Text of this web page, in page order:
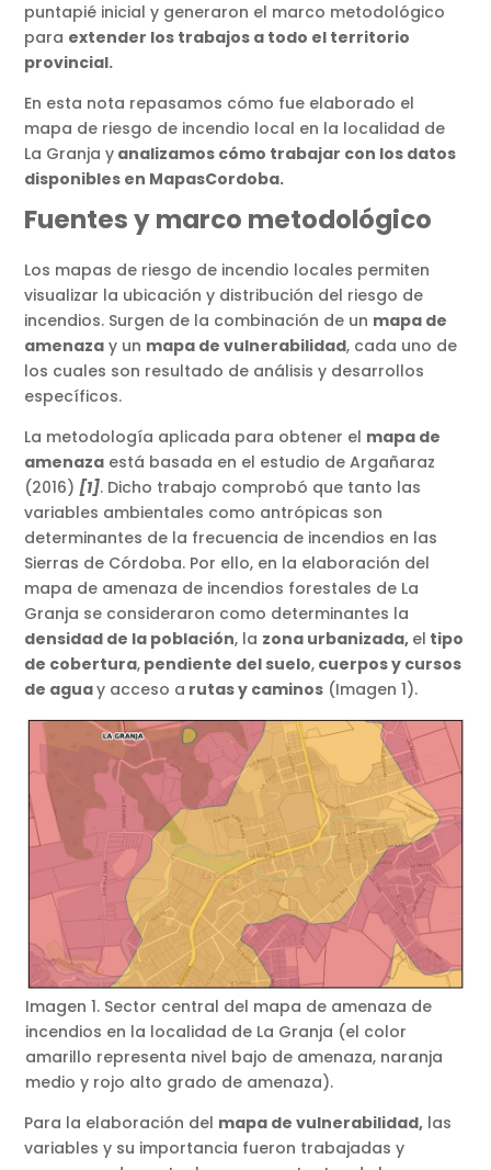
puntapié inicial y generaron el marco metodológico
para extender los trabajos a todo el territorio
provincial.
En esta nota repasamos cómo fue elaborado el
mapa de riesgo de incendio local en la localidad de
La Granja y analizamos cómo trabajar con los datos
disponibles en MapasCordoba.
Fuentes y marco metodológico
Los mapas de riesgo de incendio locales permiten
visualizar la ubicación y distribución del riesgo de
incendios. Surgen de la combinación de un mapa de
amenaza y un mapa de vulnerabilidad, cada uno de
los cuales son resultado de análisis y desarrollos
específicos.
La metodología aplicada para obtener el mapa de
amenaza está basada en el estudio de Argañaraz
(2016) [1]. Dicho trabajo comprobó que tanto las
variables ambientales como antrópicas son
determinantes de la frecuencia de incendios en las
Sierras de Córdoba. Por ello, en la elaboración del
mapa de amenaza de incendios forestales de La
Granja se consideraron como determinantes la
densidad de la población, la zona urbanizada, el tipo
de cobertura, pendiente del suelo, cuerpos y cursos
de aguay acceso a rutas y caminos (Imagen 1).
Imagen 1. Sector central del mapa de amenaza de
incendios en la localidad de La Granja (el color
amarillo representa nivel bajo de amenaza, naranja
medio y rojo alto grado de amenaza).
Para la elaboración del mapa de vulnerabilidad, las
variables y su importancia fueron trabajadas y